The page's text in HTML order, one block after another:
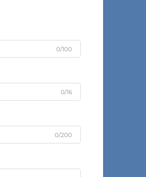
0/100
0/16
0/200